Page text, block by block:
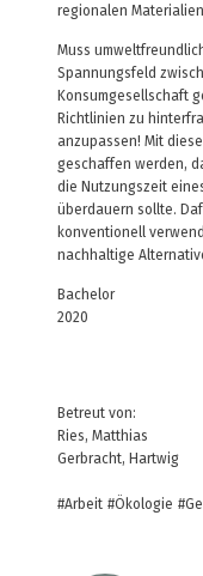
regionalen Materialien
Muss
Spannungsfeld
Konsumgesellschaft
Richtlinien zu
anzupassen! Mit
geschaffen werden,
die Nutzungszeit
überdauern sollte.
konventionell
nachhaltige
Bachelor
2020
Betreut von:
Ries, Matthias
Gerbracht, Hartwig
#Arbeit #Ökologie